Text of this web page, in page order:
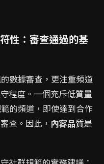
性：審查通過的基
數據審查，更注重頻道
程度。一個充斥低質量
的頻道，即使達到合作
查。因此， 內容品質是